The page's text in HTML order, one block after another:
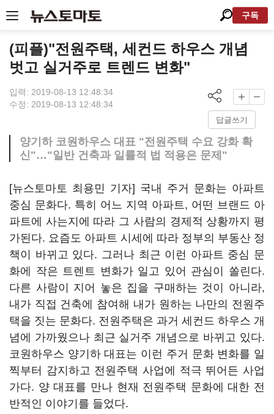
구독
(피플)"전원주택, 세컨드 하우스 개념
벗고 실거주로 트렌드 변화"
입력: 2019-08-13 12:48:34
수정: 2019-08-13 12:48:34
답글쓰기
양기하 코원하우스 대표 "전원주택 수요 강화 확
신"…"일반 건축과 일률적 법 적용은 문제"
[뉴스토마토 최용민 기자] 국내 주거 문화는 아파트
중심 문화다. 특히 어느 지역 아파트, 어떤 브랜드 아
파트에 사는지에 따라 그 사람의 경제적 상황까지 평
가된다. 요즘도 아파트 시세에 따라 정부의 부동산 정
책이 바뀌고 있다. 그러나 최근 이런 아파트 중심 문
화에 작은 트렌트 변화가 일고 있어 관심이 쏠린다.
다른 사람이 지어 놓은 집을 구매하는 것이 아니라,
내가 직접 건축에 참여해 내가 원하는 나만의 전원주
택을 짓는 문화다. 전원주택은 과거 세컨드 하우스 개
념에 가까웠으나 최근 실거주 개념으로 바뀌고 있다.
코원하우스 양기하 대표는 이런 주거 문화 변화를 일
찍부터 감지하고 전원주택 사업에 적극 뛰어든 사업
가다. 양 대표를 만나 현재 전원주택 문화에 대한 전
반적인 이야기를 들었다.